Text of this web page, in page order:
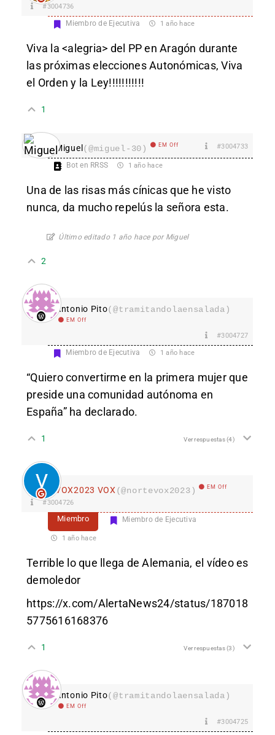
#3004736
Miembro de Ejecutiva 1 año hace
Viva la <alegria> del PP en Aragón durante
las próximas elecciones Autonómicas, Viva
el Orden y la Ley!!!!!!!!!!!
1
Miguel (@miguel-30) EM Off #3004733
Bot en RRSS 1 año hace
Una de las risas más cínicas que he visto
nunca, da mucho repelús la señora esta.
Último editado 1 año hace por Miguel
2
Antonio Pito(@tramitandolaensalada)
EM Off
#3004727
Miembro de Ejecutiva 1 año hace
“Quiero convertirme en la primera mujer que
preside una comunidad autónoma en
España” ha declarado.
1 Ver respuestas(4)
VOX2023 VOX (@nortevox2023) EM Off
#3004726
Miembro Miembro de Ejecutiva
1 año hace
Terrible lo que llega de Alemania, el vídeo es
demoledor
https://x.com/AlertaNews24/status/187018
5775616168376
1 Ver respuestas(3)
Antonio Pito(@tramitandolaensalada)
EM Off
#3004725